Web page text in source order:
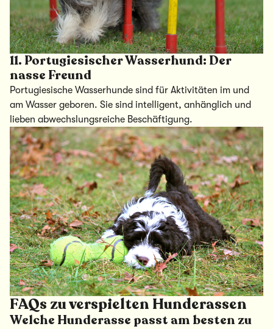
11. Portugiesischer Wasserhund: Der
nasse Freund
Portugiesische Wasserhunde sind für Aktivitäten im und
am Wasser geboren. Sie sind intelligent, anhänglich und
lieben abwechslungsreiche Beschäftigung.
FAQs zu verspielten Hunderassen
Welche Hunderasse passt am besten zu